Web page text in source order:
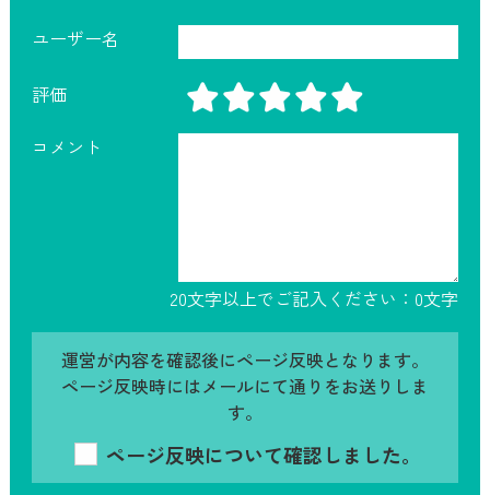
ユーザー名
評価
コメント
20文字以上でご記入ください： 0文字
運営が内容を確認後にページ反映となります。
ページ反映時にはメールにて通りをお送りしま
す。
ページ反映について確認しました。